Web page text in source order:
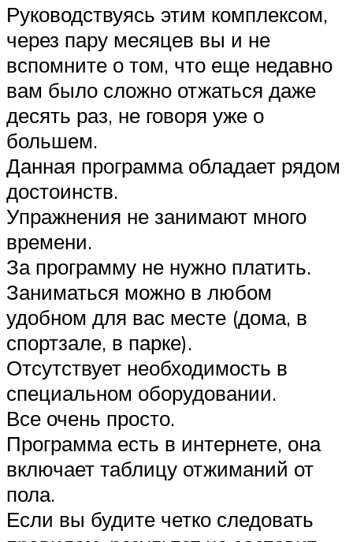
Руководствуясь этим комплексом,
через пару месяцев вы и не
вспомните о том, что еще недавно
вам было сложно отжаться даже
десять раз, не говоря уже о
большем.
Данная программа обладает рядом
достоинств.
Упражнения не занимают много
времени.
За программу не нужно платить.
Заниматься можно в любом
удобном для вас месте (дома, в
спортзале, в парке).
Отсутствует необходимость в
специальном оборудовании.
Все очень просто.
Программа есть в интернете, она
включает таблицу отжиманий от
пола.
Если вы будите четко следовать